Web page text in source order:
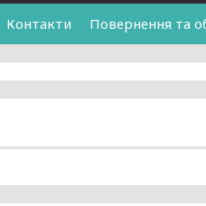
Контакти Повернення та